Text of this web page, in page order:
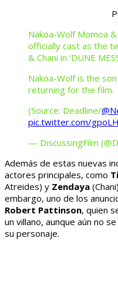
Nakoa-Wolf Momoa
officially cast as the
& Chani in ‘DUNE
Nakoa-Wolf is the
returning for the film.
(Source: Deadline/
pic.twitter.com/
— DiscussingFilm
Además de estas nuevas
actores principales, como
Atreides) y Zendaya
embargo, uno de los
Robert Pattinson, quien
un villano, aunque aún no
su personaje.